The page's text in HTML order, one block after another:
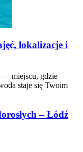
lokalizacje i
— miejscu, gdzie
staje się Twoim
– Łódź